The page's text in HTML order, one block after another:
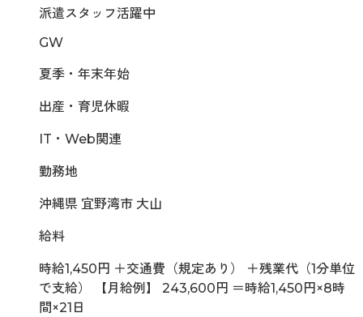
派遣スタッフ活躍中
GW
夏季・年末年始
出産・育児休暇
IT・Web関連
勤務地
沖縄県 宜野湾市 大山
給料
時給1,450円 ＋交通費（規定あり） ＋残業代（1分単位
で支給） 【月給例】 243,600円 ＝時給1,450円×8時
間×21日